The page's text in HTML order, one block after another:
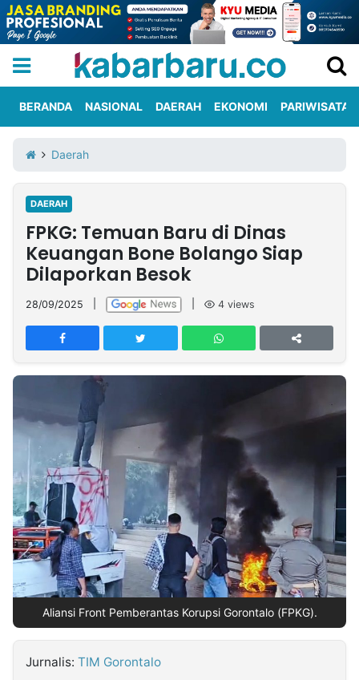
Iklan
Berita
Kami
Nasional
International
Olahraga
Entertainment
Daerah
Pariwisata
Kuliner
Kolom
Network
PT
TREETAN
INDONESIA
Partner
Insight
NTB
Suara
Time
Lens
IDN
Daily
Jogja
Jalan
Rakyat
Idealita
News
Kita
Notice
Dinamikapost.com
Radar
Baru
Seedbacklink
Follow
Kabarbaru
BERANDA NASIONAL DAERAH EKONOMI PARIWISATA
Daerah
DAERAH
FPKG: Temuan Baru di Dinas
Keuangan Bone Bolango Siap
Dilaporkan Besok
28/09/2025 4 views
Aliansi Front Pemberantas Korupsi Gorontalo (FPKG).
Jurnalis: TIM Gorontalo